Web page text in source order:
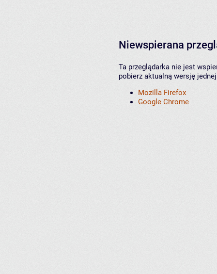
Niewspierana
Ta przeglądarka nie jest
pobierz aktualną wersję
Mozilla Firefox
Google Chrome